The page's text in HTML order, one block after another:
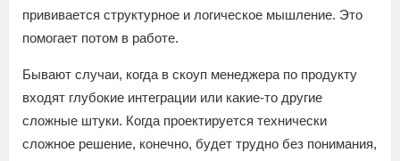
прививается структурное и логическое мышление. Это
помогает потом в работе.
Бывают случаи, когда в скоуп менеджера по продукту
входят глубокие интеграции или какие-то другие
сложные штуки. Когда проектируется технически
сложное решение, конечно, будет трудно без понимания,